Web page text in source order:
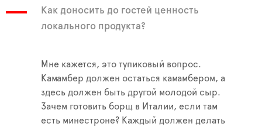
Как доносить до гостей ценность
локального продукта?
Мне кажется, это тупиковый вопрос.
Камамбер должен остаться камамбером, а
здесь должен быть другой молодой сыр.
Зачем готовить борщ в Италии, если там
есть минестроне? Каждый должен делать